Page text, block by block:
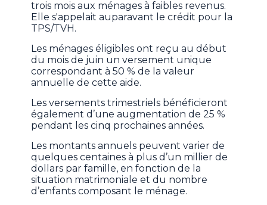
trois mois aux ménages à faibles revenus.
Elle s'appelait auparavant le crédit pour la
TPS/TVH.
Les ménages éligibles ont reçu au début
du mois de juin un versement unique
correspondant à 50 % de la valeur
annuelle de cette aide.
Les versements trimestriels bénéficieront
également d’une augmentation de 25 %
pendant les cinq prochaines années.
Les montants annuels peuvent varier de
quelques centaines à plus d’un millier de
dollars par famille, en fonction de la
situation matrimoniale et du nombre
d’enfants composant le ménage.